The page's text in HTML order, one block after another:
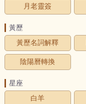
月老靈簽
黃歷
黃歷名詞解釋
陰陽曆轉換
星座
白羊